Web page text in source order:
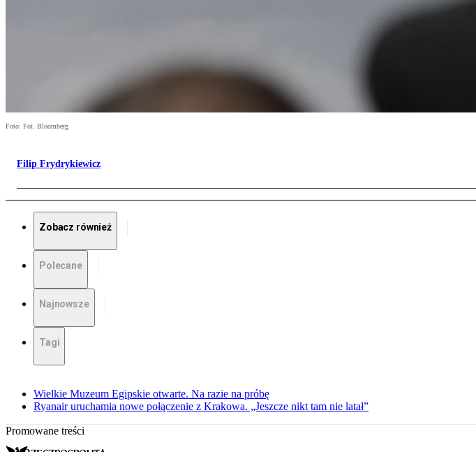
Foto: Fot. Bloomberg
Filip Frydrykiewicz
Zobacz również
Polecane
Najnowsze
Tagi
Wielkie Muzeum Egipskie otwarte. Na razie na próbę
Ryanair uruchamia nowe połączenie z Krakowa. „Jeszcze nikt tam nie latał”
Promowane treści